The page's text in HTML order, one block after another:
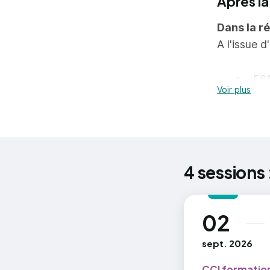
Dans la
A l'issue
2024/
Voir plus
4 sessions
02
sept. 2026
au